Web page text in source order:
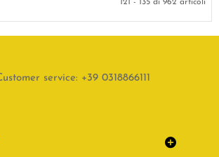
121 - 135 di 962 articoli
service: +39 0318866111